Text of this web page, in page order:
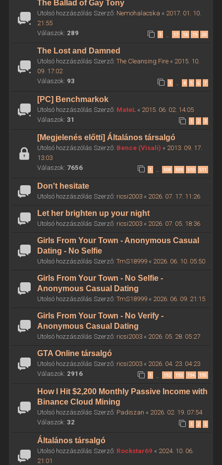
The Ballad of Gay Tony
Utolsó hozzászólás Szerző: Nemohalacska « 2017. 01. 10.
21:55
Válaszok: 289 1 17 18 19 20
The Lost and Damned
Utolsó hozzászólás Szerző: The Cleansing Fire« 2015. 10.
09. 17:02
Válaszok: 93 1 … 4 5 6 7
[PC] Benchmarkok
Utolsó hozzászólás Szerző: MateL« 2015. 06. 02. 14:05
Válaszok: 31 1 2 3
[Megjelenés előtti] Általános társalgó
Utolsó hozzászólás Szerző: Bence (Visali) « 2013. 09. 17.
13:03
Válaszok: 7656 1 … 508 509 510 511
Don't hesitate
Utolsó hozzászólás Szerző: ricsi2003« 2026. 07. 17. 11:26
Let her brighten up your night
Utolsó hozzászólás Szerző: ricsi2003« 2026. 07. 05. 18:36
Girls From Your Town - Anonymous Casual
Dating - No Selfie
Utolsó hozzászólás Szerző: TmS18999« 2026. 06. 10. 05:50
Girls From Your Town - No Selfie -
Anonymous Casual Dating
Utolsó hozzászólás Szerző: TmS18999« 2026. 06. 09. 21:15
Girls From Your Town - No Verify -
Anonymous Casual Dating
Utolsó hozzászólás Szerző: ricsi2003« 2026. 05. 28. 05:27
GTA Online társalgó
Utolsó hozzászólás Szerző: ricsi2003« 2026. 04. 23. 04:23
Válaszok: 2916 1 192 193 194 195
How I Hit $2,200 Monthly Passive Income with
Binance Cloud Mining
Utolsó hozzászólás Szerző: Padiszan « 2026. 02. 19. 07:54
Válaszok: 32 1 2 3
Általános társalgó
Utolsó hozzászólás Szerző: Rockstar69 « 2024. 10. 06.
21:01